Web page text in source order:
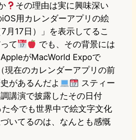
その理由は実に興味深い
用カレンダーアプリの絵
月17日）」を表示してるこ
て
でも、その背景には
がMacWorld Expoで
現在のカレンダーアプリの前
があるんだよ
スティー
講演で披露したその日付
今でも世界中で絵文字文化
いてるのは、なんとも感慨